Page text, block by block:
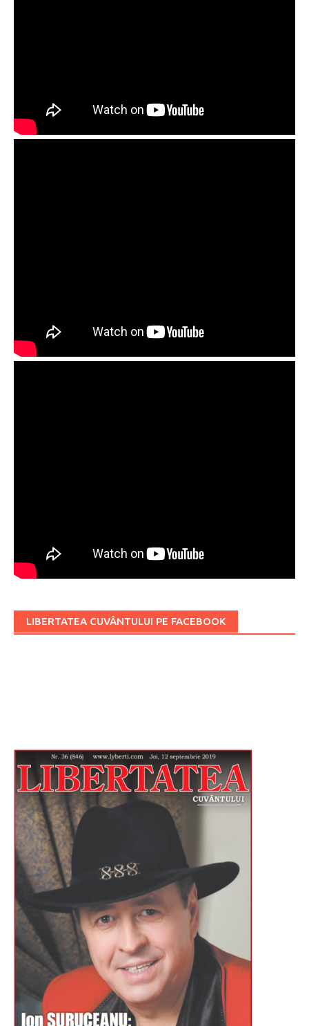
LIBERTATEA CUVÂNTULUI PE FACEBOOK